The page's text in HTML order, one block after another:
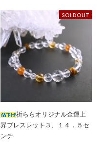
SOLDOUT
祈ららオリジナル金運上
昇ブレスレット３、１４．５セ
ンチ